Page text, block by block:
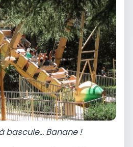
bascule... Banane !